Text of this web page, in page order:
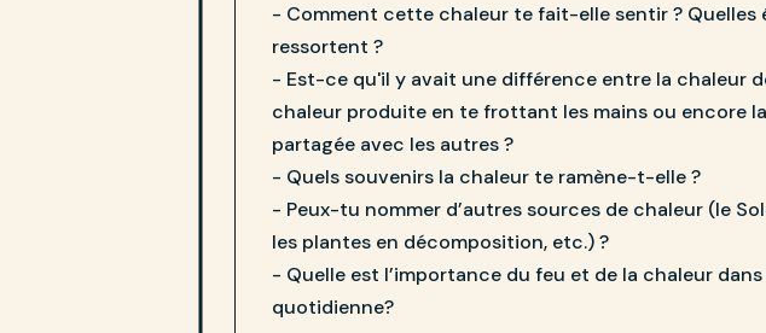
- Comment cette chaleur te fait-elle sentir ? Quelles
ressortent ?
- Est-ce qu'il y avait une différence entre la chaleur
chaleur produite en te frottant les mains ou encore
partagée avec les autres ?
- Quels souvenirs la chaleur te ramène-t-elle ?
- Peux-tu nommer d’autres sources de chaleur (le
les plantes en décomposition, etc.) ?
- Quelle est l’importance du feu et de la chaleur
quotidienne?